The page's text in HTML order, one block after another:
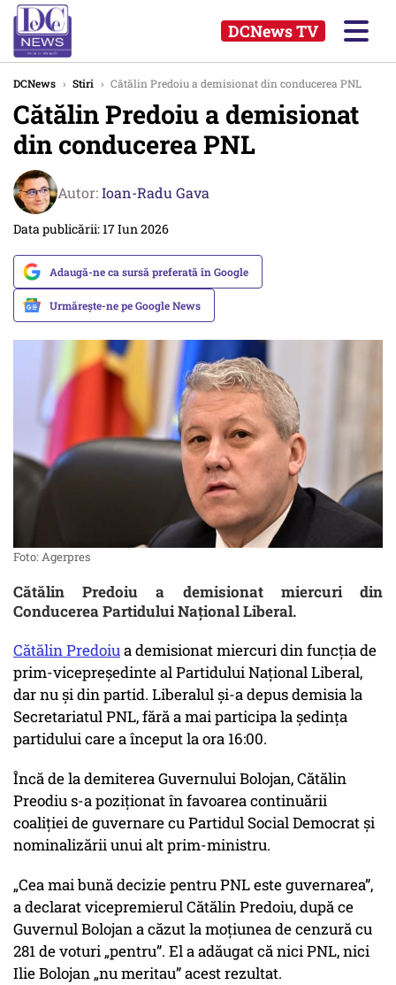
DCNews TV
DCNews › Stiri › Cătălin Predoiu a demisionat din conducerea PNL
Cătălin Predoiu a demisionat
din conducerea PNL
Autor:Ioan-Radu Gava
Data publicării: 17 Iun 2026
Adaugă-ne ca sursă preferată în Google
Urmărește-ne pe Google News
Foto: Agerpres
Cătălin Predoiu a demisionat miercuri din
Conducerea Partidului Național Liberal.
Cătălin Predoiua demisionat miercuri din funcția de
prim-vicepreședinte al Partidului Național Liberal,
dar nu și din partid. Liberalul și-a depus demisia la
Secretariatul PNL, fără a mai participa la ședința
partidului care a început la ora 16:00.
Încă de la demiterea Guvernului Bolojan, Cătălin
Preodiu s-a poziționat în favoarea continuării
coaliției de guvernare cu Partidul Social Democrat și
nominalizării unui alt prim-ministru.
„Cea mai bună decizie pentru PNL este guvernarea”,
a declarat vicepremierul Cătălin Predoiu, după ce
Guvernul Bolojan a căzut la moțiunea de cenzură cu
281 de voturi „pentru”. El a adăugat că nici PNL, nici
Ilie Bolojan „nu meritau” acest rezultat.